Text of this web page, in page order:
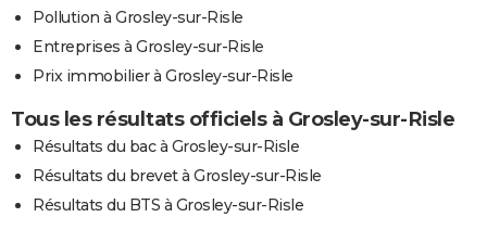
Pollution à Grosley-sur-Risle
Entreprises à Grosley-sur-Risle
Prix immobilier à Grosley-sur-Risle
Tous les résultats officiels à Grosley-sur-Risle
Résultats du bac à Grosley-sur-Risle
Résultats du brevet à Grosley-sur-Risle
Résultats du BTS à Grosley-sur-Risle